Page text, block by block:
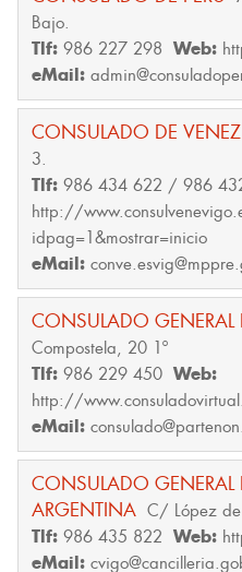
Bajo.
Tlf: 986 227 298 Web:
eMail:
CONSULADO DE
3.
Tlf: 986 434 622 / 986
http://
idpag=1&mostrar=inicio
eMail:
CONSULADO
Compostela, 20 1º
Tlf: 986 229 450 Web:
http://
eMail:
CONSULADO GENERAL
ARGENTINA C/ López
Tlf: 986 435 822 Web:
eMail: